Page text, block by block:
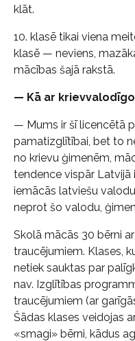
klāt.
10. klasē tikai viena
klasē — neviens,
mācības šajā rakstā.
— Kā ar
— Mums ir šī licencētā
pamatizglītībai, bet to
no krievu ģimenēm,
tendence vispār Latvijā
iemācās latviešu
neprot šo valodu,
Skolā mācās 30 bērni
traucējumiem. Klases,
netiek sauktas par
nav. Izglītības
traucējumiem (ar
Šādas klases veidojas
«smagi» bērni, kādus